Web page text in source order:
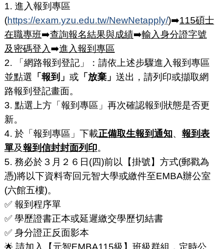
1. 進入報到專區
(https://exam.yzu.edu.tw/NewNetapply/)➡️115碩士
在職專班➡️查詢報名結果與成績➡️輸入身分證字號
及密碼登入 ➡️進入報到專區
2. 「網路報到登記」：請依上述步驟進入報到專區
並點選 「報到」 或「放棄」 送出，請列印或擷取網
路報到登記畫面。
3. 點選上方「報到專區」再次確認報到狀態是否更
新。
4. 於「報到專區」下載正備取生報到通知、 報到表
單及報到信封封面列印。
5. 務必於３月２６日(四)前以【掛號】方式(郵戳為
憑)將以下資料寄回元智大學或繳件至EMBA辦公室
(六館五樓)。
✅ 報到程序單
✅ 學歷證書正本或延遲繳交學歷切結書
✅ 身分證正反面影本
🌟 請加入【元智EMBA115級】班級群組，定時公